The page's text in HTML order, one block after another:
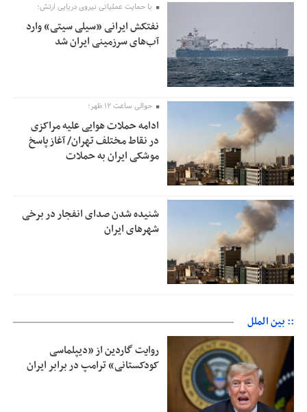
با حمایت عملیاتی نیروی دریایی ارتش؛
نفتکش ایرانی «سیلی سیتی» وارد
آب‌های سرزمینی ایران شد
حوالی ساعت ۱۲ ظهر؛
ادامه حملات هوایی علیه مراکزی
در نقاط مختلف تهران/ آغاز پاسخ
موشکی ایران به حملات
شنیده شدن صدای انفجار در برخی
شهرهای ایران
:: بین الملل
روایت گاردین از «دیپلماسی
کودکستانی» ترامپ در برابر ایران